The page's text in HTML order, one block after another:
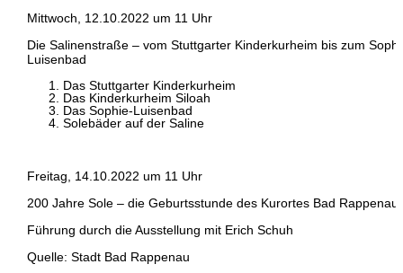
Mittwoch, 12.10.2022 um 11 Uhr
Die Salinenstraße – vom Stuttgarter Kinderkurheim bis zum
Luisenbad
Das Stuttgarter Kinderkurheim
Das Kinderkurheim Siloah
Das Sophie-Luisenbad
Solebäder auf der Saline
Freitag, 14.10.2022 um 11 Uhr
200 Jahre Sole – die Geburtsstunde des Kurortes Bad Rappenau
Führung durch die Ausstellung mit Erich Schuh
Quelle: Stadt Bad Rappenau